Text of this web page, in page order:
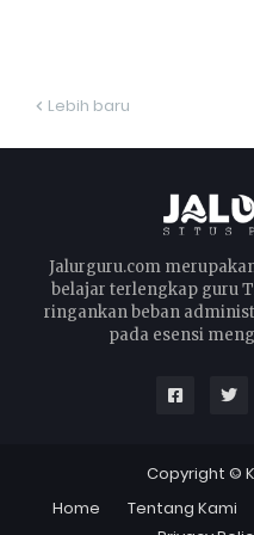
Lebih baru
Jalurguru.com
belajar terlengkap guru
ringankan beban
pada esensi
Copyright ©
Home
Tentang Kami